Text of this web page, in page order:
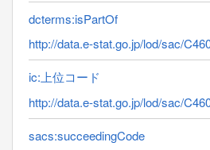
dcterms:isPartOf
http://data.e-stat.go.jp/lod/sac/
ic:上位コード
http://data.e-stat.go.jp/lod/sac/
sacs:succeedingCode